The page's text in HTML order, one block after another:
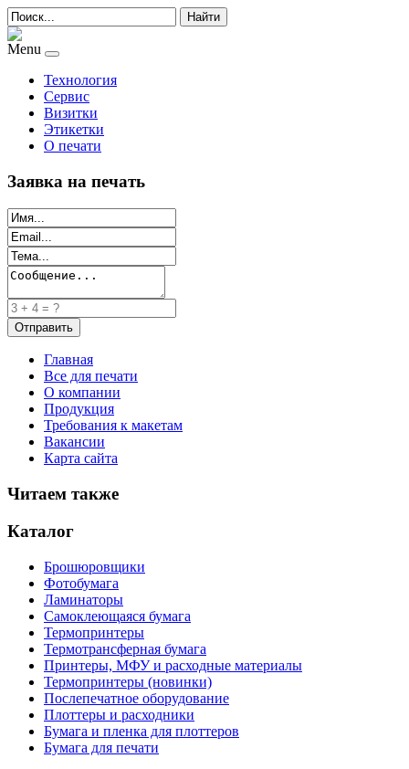
Найти
Menu
Технология
Сервис
Визитки
Этикетки
О печати
Заявка на печать
Главная
Все для печати
О компании
Продукция
Требования к макетам
Вакансии
Карта сайта
Читаем также
Каталог
Брошюровщики
Фотобумага
Ламинаторы
Самоклеющаяся бумага
Термопринтеры
Термотрансферная бумага
Принтеры, МФУ и расходные материалы
Термопринтеры (новинки)
Послепечатное оборудование
Плоттеры и расходники
Бумага и пленка для плоттеров
Бумага для печати